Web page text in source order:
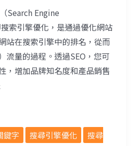
Search Engine
索引擎優化，是通過優化網站
站在搜索引擎中的排名，從而
流量的過程。透過SEO，您可
，增加品牌知名度和產品銷售
鍵字 搜尋引擎優化
搜尋